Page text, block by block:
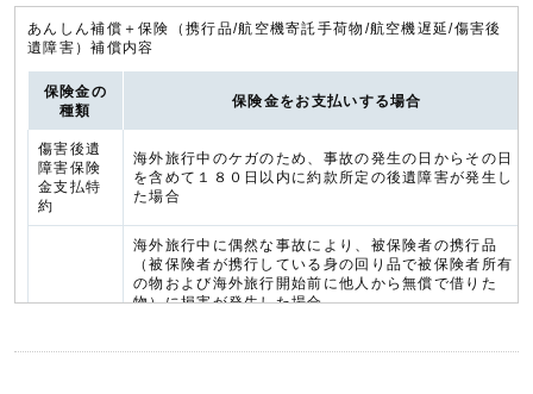
あんしん補償＋保険（携行品/航空機寄託手荷物/航空機遅延/傷害後
遺障害）補償内容
保険金の
種類
保険金をお支払いする場合
傷害後遺
障害保険
金支払特
約
海外旅行中のケガのため、事故の発生の日からその日
を含めて１８０日以内に約款所定の後遺障害が発生し
た場合
海外旅行中に偶然な事故により、被保険者の携行品
（被保険者が携行している身の回り品で被保険者所有
の物および海外旅行開始前に他人から無償で借りた
物）に損害が発生した場合